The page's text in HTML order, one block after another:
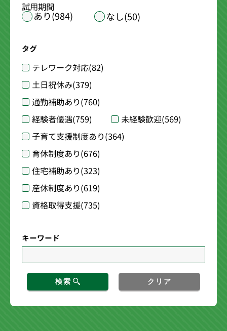
試用期間
あり(984) なし(50)
タグ
テレワーク対応(82)
土日祝休み(379)
通勤補助あり(760)
経験者優遇(759) 未経験歓迎(569)
子育て支援制度あり(364)
育休制度あり(676)
住宅補助あり(323)
産休制度あり(619)
資格取得支援(735)
キーワード
検索 クリア